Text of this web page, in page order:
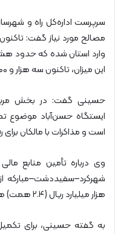
سرپرست اداره‌کل راه و
وارد استان شده که حدود
این میزان، تاکنون سه هزار و ۶۰۰ متر ریل‌گذاری انجام شده است.
حسینی گفت: در بخش
ایستگاه حسن‌آباد موضوع
است و مذاکرات با مالکان
وی درباره تأمین منابع
هزار میلیارد ریال (۲.۴ همت) هزینه شده است.
به گفته حسینی، برای